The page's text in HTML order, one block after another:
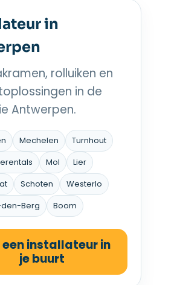
in
rolluiken en
in de
Antwerpen.
Mechelen
Turnhout
Mol
Lier
Schoten
Westerlo
Berg
Boom
een installateur in
je buurt